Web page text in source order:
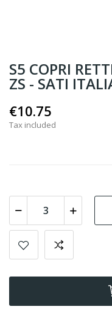
S5 COPRI
ZS - SATI
€10.75
Tax included